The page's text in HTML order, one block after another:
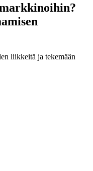
liikkeitä ja tekemään